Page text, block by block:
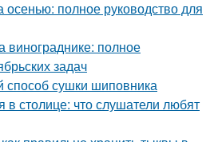
осенью: полное руководство для
винограднике: полное
задач
способ сушки шиповника
в столице: что слушатели любят